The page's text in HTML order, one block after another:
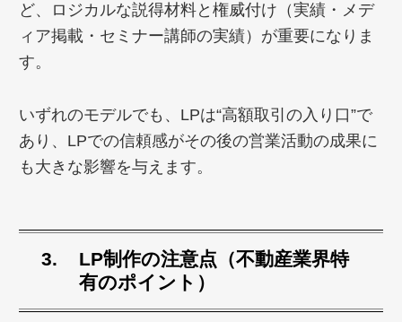
ど、ロジカルな説得材料と権威付け（実績・メデ
ィア掲載・セミナー講師の実績）が重要になりま
す。
いずれのモデルでも、LPは“高額取引の入り口”で
あり、LPでの信頼感がその後の営業活動の成果に
も大きな影響を与えます。
LP制作の注意点（不動産業界特
有のポイント）